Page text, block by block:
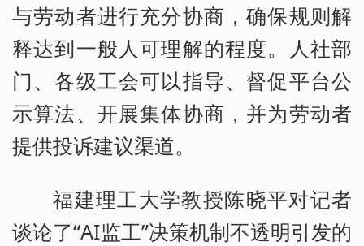
与劳动者进行充分协商，确保规则解
释达到一般人可理解的程度。人社部
门、各级工会可以指导、督促平台公
示算法、开展集体协商，并为劳动者
提供投诉建议渠道。
福建理工大学教授陈晓平对记者
谈论了“AI监工”决策机制不透明引发的